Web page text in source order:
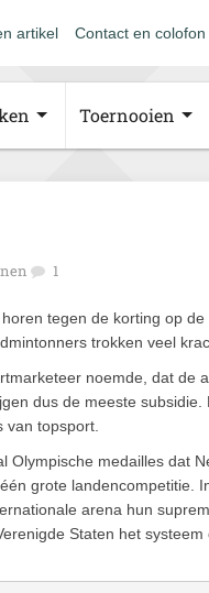
artikel Contact en colofon
Toernooien
1
tegen de korting op de
trokken veel
noemde, dat de
dus de meeste
topsport.
Olympische medailles dat
grote landencompetitie.
arena hun
Staten het